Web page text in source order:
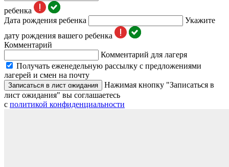
ребенка
Дата рождения ребенка
Укажите
дату рождения вашего ребенка
Комментарий
Комментарий для лагеря
Получать еженедельную рассылку с предложениями
лагерей и смен на почту
Записаться в лист ожидания
Нажимая кнопку "Записаться в
лист ожидания" вы соглашаетесь
с политикой конфиденциальности